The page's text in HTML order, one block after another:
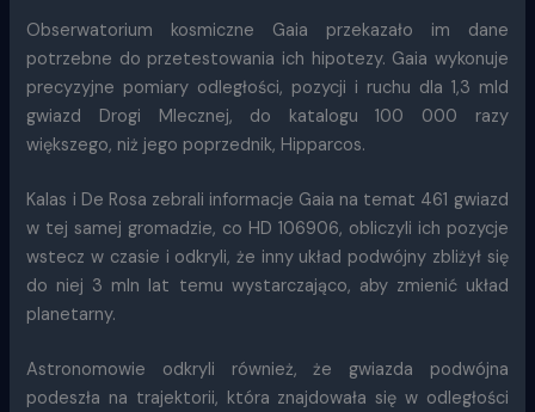
Obserwatorium kosmiczne Gaia przekazało im dane
potrzebne do przetestowania ich hipotezy. Gaia wykonuje
precyzyjne pomiary odległości, pozycji i ruchu dla 1,3 mld
gwiazd Drogi Mlecznej, do katalogu 100 000 razy
większego, niż jego poprzednik, Hipparcos.
Kalas i De Rosa zebrali informacje Gaia na temat 461 gwiazd
w tej samej gromadzie, co HD 106906, obliczyli ich pozycje
wstecz w czasie i odkryli, że inny układ podwójny zbliżył się
do niej 3 mln lat temu wystarczająco, aby zmienić układ
planetarny.
Astronomowie odkryli również, że gwiazda podwójna
podeszła na trajektorii, która znajdowała się w odległości